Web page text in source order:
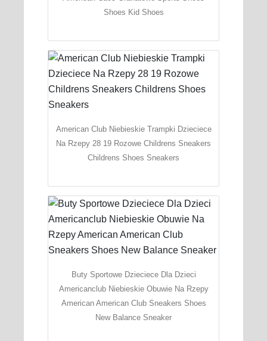
Shoes Kid Shoes
American Club Niebieskie Trampki Dzieciece
Na Rzepy 28 19 Rozowe Childrens Sneakers
Childrens Shoes Sneakers
Buty Sportowe Dzieciece Dla Dzieci
Americanclub Niebieskie Obuwie Na Rzepy
American American Club Sneakers Shoes
New Balance Sneaker